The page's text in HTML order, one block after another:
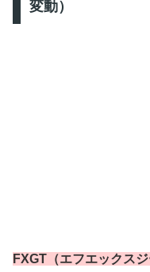
変動）
FXGT（エフエックス